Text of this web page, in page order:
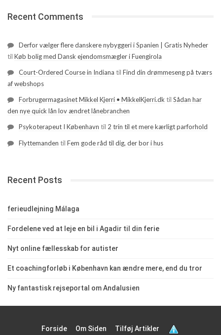
Recent Comments
Derfor vælger flere danskere nybyggeri i Spanien | Gratis Nyheder
til Køb bolig med Dansk ejendomsmægler i Fuengirola
Court-Ordered Course in Indiana til Find din drømmeseng på tværs
af webshops
Forbrugermagasinet Mikkel Kjerri • MikkelKjerri.dk til Sådan har
den nye quick lån lov ændret lånebranchen
Psykoterapeut I København til 2 trin til et mere kærligt parforhold
Flyttemanden til Fem gode råd til dig, der bor i hus
Recent Posts
ferieudlejning Málaga
Fordelene ved at leje en bil i Agadir til din ferie
Nyt online fællesskab for autister
Et coachingforløb i København kan ændre mere, end du tror
Ny fantastisk rejseportal om Andalusien
Forside Om Siden Tilføj Artikler